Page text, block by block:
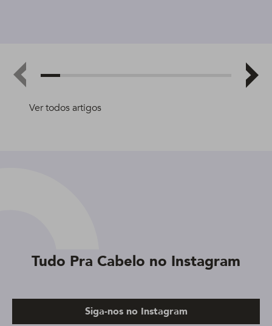
Ver todos artigos
Tudo Pra Cabelo no Instagram
Siga-nos no Instagram